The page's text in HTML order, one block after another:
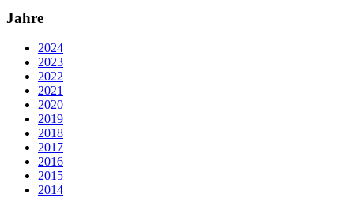
Jahre
2024
2023
2022
2021
2020
2019
2018
2017
2016
2015
2014